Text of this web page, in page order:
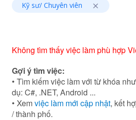
Kỹ sư/ Chuyên viên
Không tìm thấy việc làm phù hợp
Gợi ý tìm việc:
• Tìm kiếm việc làm với từ khóa
dụ: C#, .NET, Android ...
• Xemviệc làm mới cập nhật, kết
/ thành phố.